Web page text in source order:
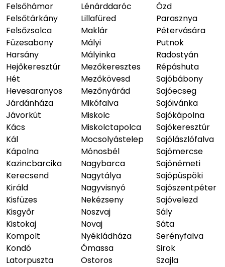
Felsőhámor
Felsőtárkány
Felsőzsolca
Füzesabony
Harsány
Hejőkeresztúr
Hét
Hevesaranyos
Járdánháza
Jávorkút
Kács
Kál
Kápolna
Kazincbarcika
Kerecsend
Királd
Kisfüzes
Kisgyőr
Kistokaj
Kompolt
Kondó
Latorpuszta
Lénárddaróc
Lillafüred
Maklár
Mályi
Mályinka
Mezőkeresztes
Mezőkövesd
Mezőnyárád
Mikófalva
Miskolc
Miskolctapolca
Mocsolyástelep
Mónosbél
Nagybarca
Nagytálya
Nagyvisnyó
Nekézseny
Noszvaj
Novaj
Nyékládháza
Ómassa
Ostoros
Ózd
Parasznya
Pétervására
Putnok
Radostyán
Répáshuta
Sajóbábony
Sajóecseg
Sajóivánka
Sajókápolna
Sajókeresztúr
Sajólászlófalva
Sajómercse
Sajónémeti
Sajópüspöki
Sajószentpéter
Sajóvelezd
Sály
Sáta
Serényfalva
Sirok
Szajla